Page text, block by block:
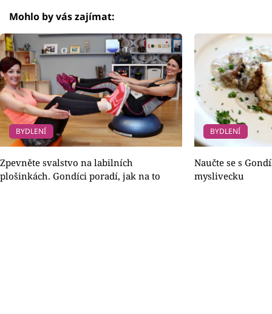
Mohlo by vás zajímat:
BYDLENÍ
Zpevněte svalstvo na labilních
plošinkách. Gondíci poradí, jak na to
BYDLENÍ
Naučte se s
myslivecku